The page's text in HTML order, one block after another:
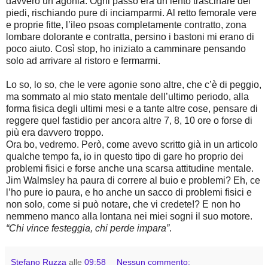
piedi, rischiando pure di inciamparmi. Al retto femorale vere
e proprie fitte, l’ileo psoas completamente contratto, zona
lombare dolorante e contratta, persino i bastoni mi erano di
poco aiuto. Così stop, ho iniziato a camminare pensando
solo ad arrivare al ristoro e fermarmi.
Lo so, lo so, che le vere agonie sono altre, che c’è di peggio,
ma sommato al mio stato mentale dell’ultimo periodo, alla
forma fisica degli ultimi mesi e a tante altre cose, pensare di
reggere quel fastidio per ancora altre 7, 8, 10 ore o forse di
più era davvero troppo.
Ora bo, vedremo. Però, come avevo scritto già in un articolo
qualche tempo fa, io in questo tipo di gare ho proprio dei
problemi fisici e forse anche una scarsa attitudine mentale.
Jim Walmsley ha paura di correre al buio e problemi? Eh, ce
l’ho pure io paura, e ho anche un sacco di problemi fisici e
non solo, come si può notare, che vi credete!? E non ho
nemmeno manco alla lontana nei miei sogni il suo motore.
“Chi vince festeggia, chi perde impara”.
Stefano Ruzza alle 09:58 Nessun commento: